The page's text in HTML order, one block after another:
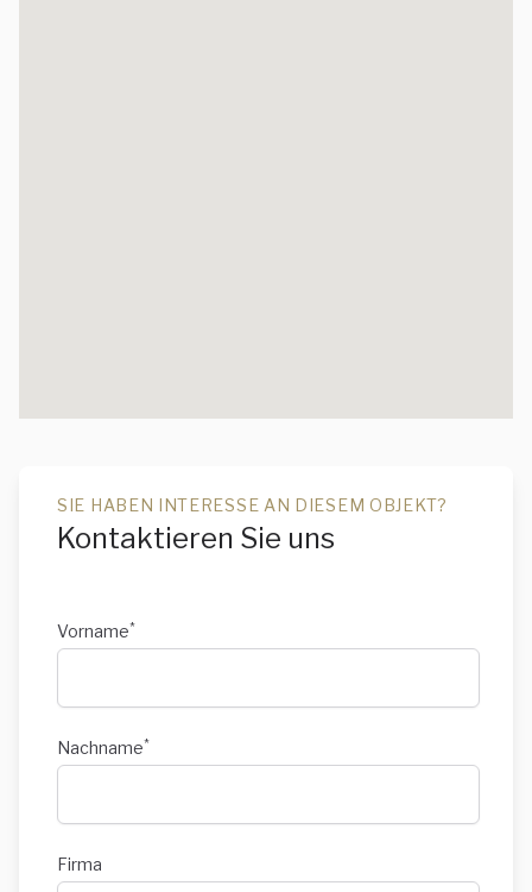
SIE HABEN INTERESSE AN DIESEM OBJEKT?
Kontaktieren Sie uns
Vorname*
Nachname*
Firma